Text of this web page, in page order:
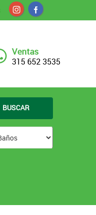
Ventas
315 652 3535
BUSCAR